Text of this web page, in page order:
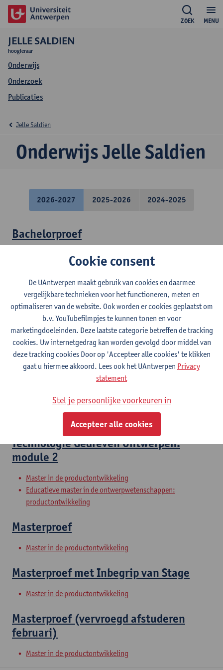
MENU
ZOEK
JELLE SALDIEN
hoogleraar
Onderwijs
Onderzoek
Publicaties
Onderwijs Jelle Saldien
Jelle Saldien
2026-2027 2025-2026 2024-2025
Bachelorproef
Bachelor in de productontwikkeling
Elektronische aspecten van producten
Bachelor in de productontwikkeling
Schakelprogramma productontwikkeling
Onderzoeks-en productdefinitie
Master in de productontwikkeling
Onderzoeks-en productdefinitie met in
begrip van stage
Technologie Gedreven Ontwerpen:
module 2
Master in de productontwikkeling
Educatieve master in de ontwerpwetenschappen:
productontwikkeling
Masterproef
Master in de productontwikkeling
Masterproef met Inbegrip van Stage
Master in de productontwikkeling
Masterproef (vervroegd afstuderen
februari)
Master in de productontwikkeling
Cookie consent
De UAntwerpen maakt gebruik van cookies en daarmee
vergelijkbare technieken voor het functioneren, meten en
optimaliseren van de website. Ook worden er cookies geplaatst om
b.v. YouTubefilmpjes te kunnen tonen en voor
marketingdoeleinden. Deze laatste categorie betreffen de tracking
cookies. Uw internetgedrag kan worden gevolgd door middel van
deze tracking cookies Door op 'Accepteer alle cookies' te klikken
gaat u hiermee akkoord. Lees ook het UAntwerpen Privacy
statement
Stel je persoonlijke voorkeuren in
Accepteer alle cookies